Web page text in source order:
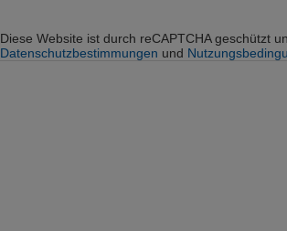
Diese Website ist durch reCAPTCHA geschützt
Datenschutzbestimmungen und